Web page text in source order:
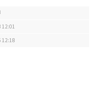
12:01
12:18